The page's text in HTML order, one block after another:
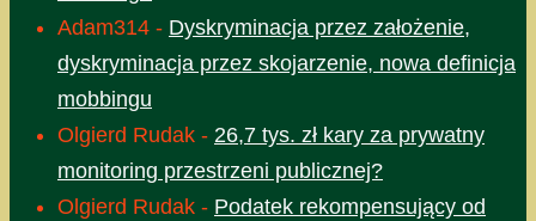
Adam314 - Dyskryminacja przez założenie,
dyskryminacja przez skojarzenie, nowa definicja
mobbingu
Olgierd Rudak - 26,7 tys. zł kary za prywatny
monitoring przestrzeni publicznej?
Olgierd Rudak - Podatek rekompensujący od